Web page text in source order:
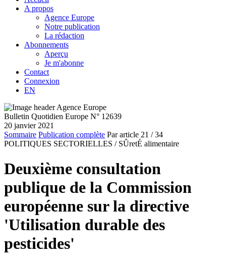
A propos
Agence Europe
Notre publication
La rédaction
Abonnements
Aperçu
Je m'abonne
Contact
Connexion
EN
Bulletin Quotidien Europe N° 12639
20 janvier 2021
Sommaire Publication complète Par article 21 / 34
POLITIQUES SECTORIELLES / SÛretÉ alimentaire
Deuxième consultation
publique de la Commission
européenne sur la directive
'Utilisation durable des
pesticides'